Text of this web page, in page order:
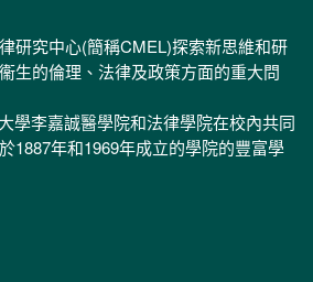
研究中心(簡稱CMEL)探索新思維和研
生的倫理、法律及政策方面的重大問
學李嘉誠醫學院和法律學院在校內共同
1887年和1969年成立的學院的豐富學